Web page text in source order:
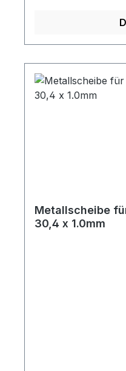
Metallscheibe
30,4 x 1.0mm